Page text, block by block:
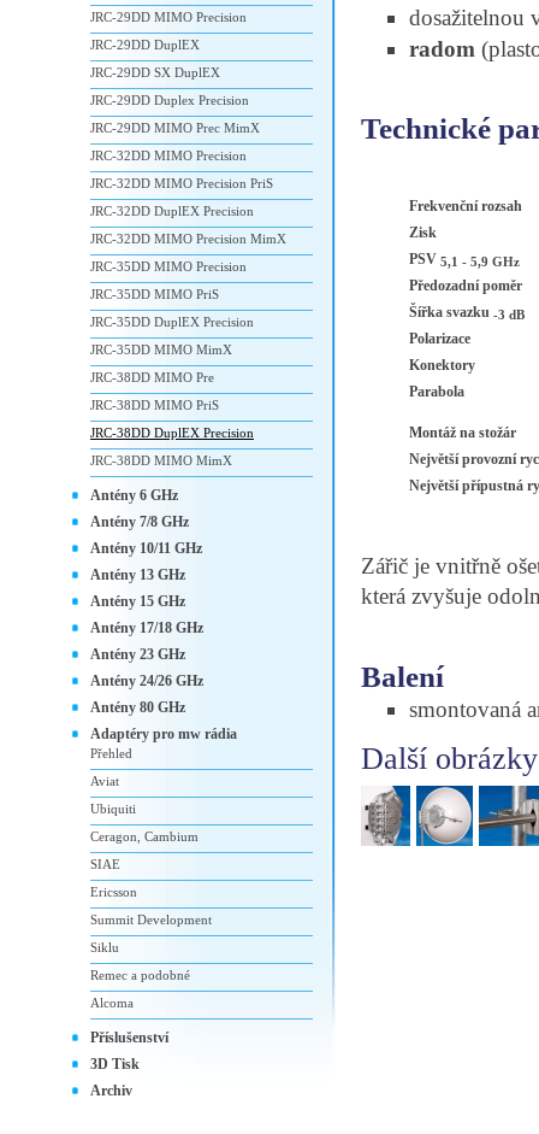
dosažitelnou
radom
Technické
Frekvenční rozsah
Zisk
PSV 5,1 - 5,9 GHz
Předozadní poměr
Šířka svazku -3 dB
Polarizace
Konektory
Parabola
Montáž na stožár
Největší provozní
Největší přípustná
Zářič je vnitřně
která zvyšuje
Balení
smontovaná
Další
JRC-29DD MIMO Precision
JRC-29DD DuplEX
JRC-29DD SX DuplEX
JRC-29DD Duplex Precision
JRC-29DD MIMO Prec MimX
JRC-32DD MIMO Precision
JRC-32DD MIMO Precision PriS
JRC-32DD DuplEX Precision
JRC-32DD MIMO Precision MimX
JRC-35DD MIMO Precision
JRC-35DD MIMO PriS
JRC-35DD DuplEX Precision
JRC-35DD MIMO MimX
JRC-38DD MIMO Pre
JRC-38DD MIMO PriS
JRC-38DD DuplEX Precision
JRC-38DD MIMO MimX
Antény 6 GHz
Antény 7/8 GHz
Antény 10/11 GHz
Antény 13 GHz
Antény 15 GHz
Antény 17/18 GHz
Antény 23 GHz
Antény 24/26 GHz
Antény 80 GHz
Adaptéry pro mw rádia
Přehled
Aviat
Ubiquiti
Ceragon, Cambium
SIAE
Ericsson
Summit Development
Siklu
Remec a podobné
Alcoma
Příslušenství
3D Tisk
Archiv